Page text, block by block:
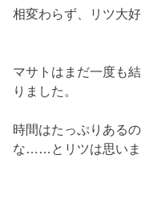
相変わらず、リツ大
マサトはまだ一度も
りました。
時間はたっぷりある
な……とリツは思いま